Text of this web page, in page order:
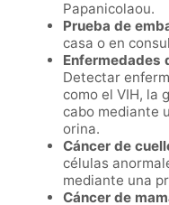
Papanicolaou.
Prueba de
casa o en
Enfermedades
Detectar
como el VIH, la
cabo mediante
orina.
Cáncer de
células
mediante una
Cáncer de